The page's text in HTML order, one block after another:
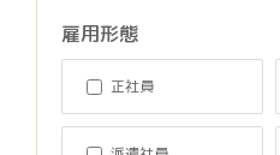
雇用形態
正社員